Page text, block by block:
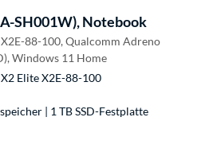
SH001W), Notebook
88-100, Qualcomm Adreno
Windows 11 Home
Elite X2E-88-100
| 1 TB SSD-Festplatte